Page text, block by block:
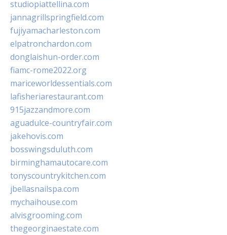
studiopiattellina.com
jannagrillspringfield.com
fujiyamacharleston.com
elpatronchardon.com
donglaishun-order.com
fiamc-rome2022.org
mariceworldessentials.com
lafisheriarestaurant.com
915jazzandmore.com
aguadulce-countryfair.com
jakehovis.com
bosswingsduluth.com
birminghamautocare.com
tonyscountrykitchen.com
jbellasnailspa.com
mychaihouse.com
alvisgrooming.com
thegeorginaestate.com